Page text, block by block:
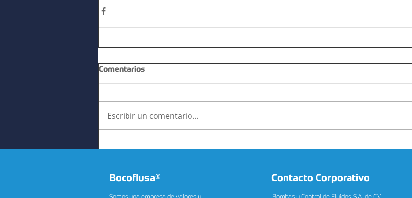
Comentarios
Escribir un comentario...
Bocoflusa®
Somos una empresa de valores y
Contacto Corporativo
Bombas y Control de Fluidos, S.A. de C.V.